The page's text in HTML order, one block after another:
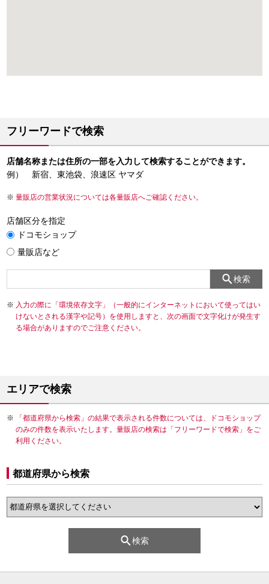
フリーワードで検索
店舗名称または住所の一部を入力して検索することができます。
例） 新宿、東池袋、浪速区 ヤマダ
量販店の営業状況については各量販店へご確認ください。
店舗区分を指定
ドコモショップ
量販店など
検索
入力の際に「環境依存文字」（一般的にインターネットにおいて使ってはい
けないとされる漢字や記号）を使用しますと、次の画面で文字化けが発生す
る場合がありますのでご注意ください。
エリアで検索
「都道府県から検索」の結果で表示される件数については、ドコモショップ
のみの件数を表示いたします。量販店の検索は「フリーワードで検索」をご
利用ください。
都道府県から検索
検索